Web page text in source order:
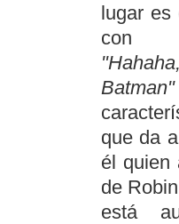
lugar es
con
Batman"
que da
él quien
de
está